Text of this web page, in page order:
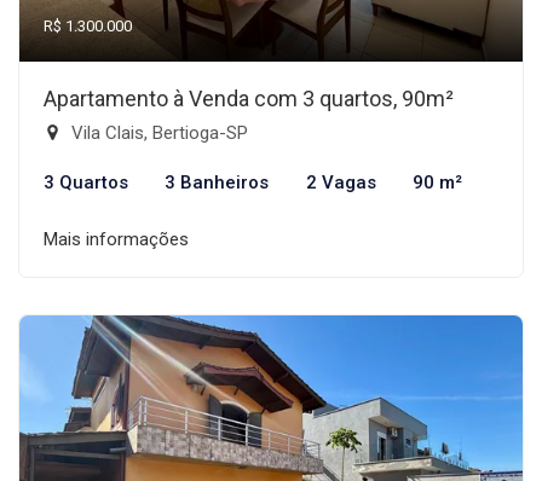
R$ 1.300.000
Apartamento à Venda com 3 quartos, 90m²
Vila Clais, Bertioga-SP
3 Quartos 3 Banheiros 2 Vagas 90 m²
Mais informações